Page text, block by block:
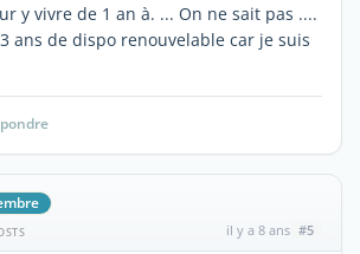
y vivre de 1 an à. ... On ne sait pas ....
ans de dispo renouvelable car je suis
il y a 8 ans #5